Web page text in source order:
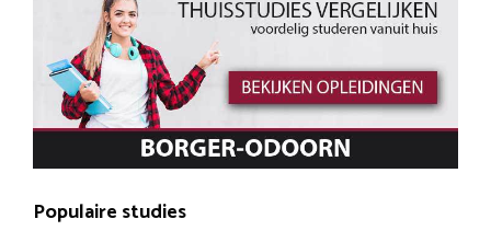
Populaire studies